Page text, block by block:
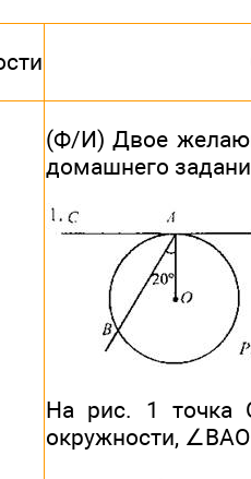
(Ф/И) Двое
домашнего
На рис. 1 точка
окружности, ∠ВАО